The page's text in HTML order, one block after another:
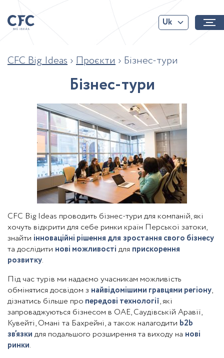
Uk
CFC Big Ideas › Проєкти › Бізнес-тури
Бізнес-тури
CFC Big Ideas проводить бізнес-тури для компаній, які
хочуть відкрити для себе ринки країн Перської затоки,
знайти інноваційні рішення для зростання свого бізнесу
та дослідити нові можливості для прискорення
розвитку.
Під час турів ми надаємо учасникам можливість
обмінятися досвідом з найвідомішими гравцями регіону,
дізнатись більше про передові технології, які
запроваджуються бізнесом в ОАЕ, Саудівській Аравії,
Кувейті, Омані та Бахрейні, а також налагодити b2b
зв’язки для подальшого розширення та виходу на нові
ринки.